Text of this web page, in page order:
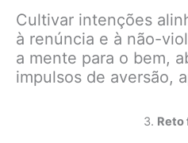
Cultivar intenções
à renúncia e à não-
a mente para o bem,
impulsos de aversão,
3. Reto